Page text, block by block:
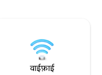
वाईफ़ाई